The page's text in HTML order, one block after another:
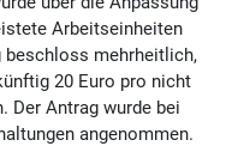
Arbeitseinheiten
beschloss mehrheitlich,
20 Euro pro nicht
Der Antrag wurde bei
angenommen.